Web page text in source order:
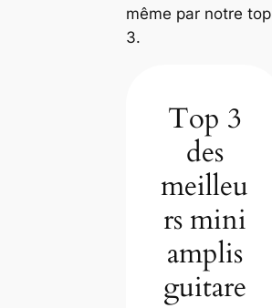
même par notre top
3.
Top 3
des
meilleu
rs mini
amplis
guitare